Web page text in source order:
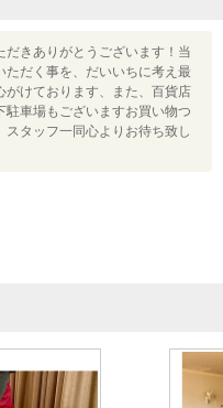
だきありがとうございます！当
ただく事を、だいいちに考え最
がけております、また、百貨店
駐車場もございますお買い物つ
スタッフ一同心よりお待ち致し